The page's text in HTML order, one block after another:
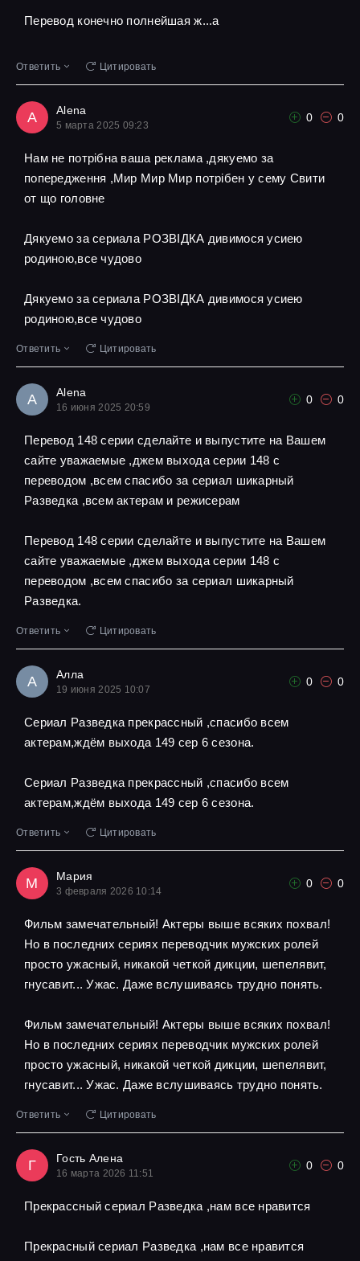
Перевод конечно полнейшая ж...а
Ответить Цитировать
A Alena
5 марта 2025 09:23
0 0
Нам не потрібна ваша реклама ,дякуемо за
попередження ,Мир Мир Мир потрібен у сему Свити
от що головне
Дякуемо за сериала РОЗВІДКА дивимося усиею
родиною,все чудово
Дякуемо за сериала РОЗВІДКА дивимося усиею
родиною,все чудово
Ответить Цитировать
A Alena
16 июня 2025 20:59
0 0
Перевод 148 серии сделайте и выпустите на Вашем
сайте уважаемые ,джем выхода серии 148 с
переводом ,всем спасибо за сериал шикарный
Разведка ,всем актерам и режисерам
Перевод 148 серии сделайте и выпустите на Вашем
сайте уважаемые ,джем выхода серии 148 с
переводом ,всем спасибо за сериал шикарный
Разведка.
Ответить Цитировать
А Алла
19 июня 2025 10:07
0 0
Сериал Разведка прекрассный ,спасибо всем
актерам,ждём выхода 149 сер 6 сезона.
Сериал Разведка прекрассный ,спасибо всем
актерам,ждём выхода 149 сер 6 сезона.
Ответить Цитировать
М Мария
3 февраля 2026 10:14
0 0
Фильм замечательный! Актеры выше всяких похвал!
Но в последних сериях переводчик мужских ролей
просто ужасный, никакой четкой дикции, шепелявит,
гнусавит... Ужас. Даже вслушиваясь трудно понять.
Фильм замечательный! Актеры выше всяких похвал!
Но в последних сериях переводчик мужских ролей
просто ужасный, никакой четкой дикции, шепелявит,
гнусавит... Ужас. Даже вслушиваясь трудно понять.
Ответить Цитировать
Г Гость Алена
16 марта 2026 11:51
0 0
Прекрассный сериал Разведка ,нам все нравится
Прекрасный сериал Разведка ,нам все нравится